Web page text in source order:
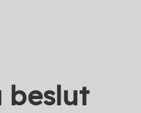
beslut